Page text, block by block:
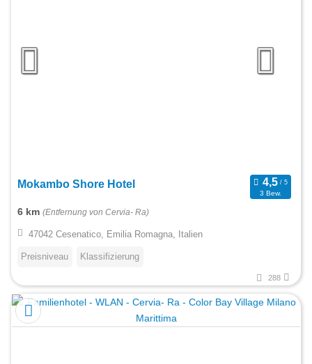
Mokambo Shore Hotel
3 Bew.
6 km (Entfernung von Cervia- Ra)
47042 Cesenatico, Emilia Romagna, Italien
Preisniveau Klassifizierung
288